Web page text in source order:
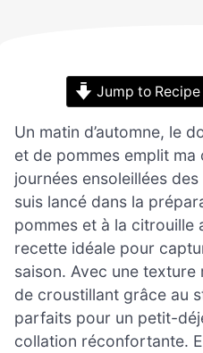
Jump to Recipe
Un matin d’automne, le
et de pommes emplit ma
journées ensoleillées
suis lancé dans la
pommes et à la citrouille
recette idéale pour
saison. Avec une
de croustillant grâce au
parfaits pour un petit-
collation réconfortante.